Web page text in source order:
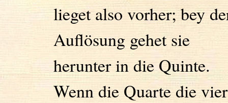
lieget also vorher; bey
Auflösung gehet sie
herunter in die Quinte.
Wenn die Quarte die